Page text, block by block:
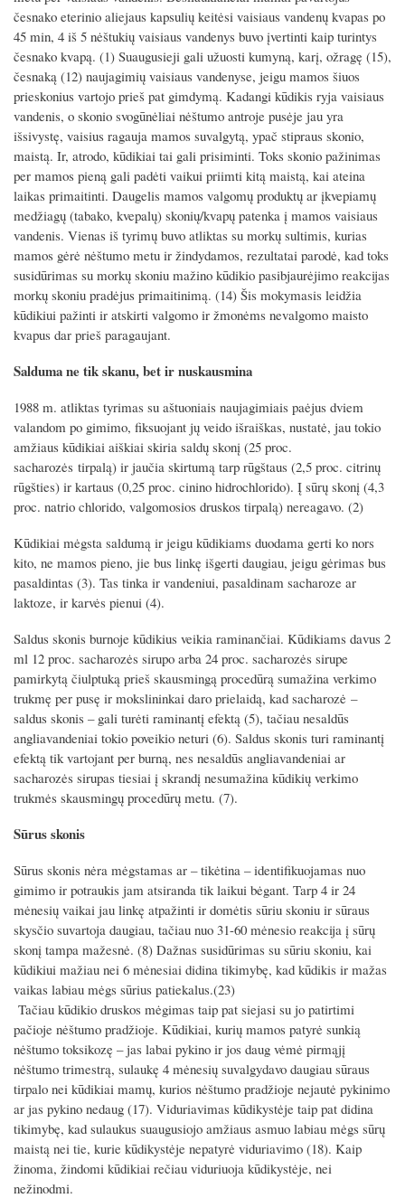
česnako eterinio aliejaus kapsulių keitėsi vaisiaus vandenų kvapas po
45 min, 4 iš 5 nėštukių vaisiaus vandenys buvo įvertinti kaip turintys
česnako kvapą. (1) Suaugusieji gali užuosti kumyną, karį, ožragę (15),
česnaką (12) naujagimių vaisiaus vandenyse, jeigu mamos šiuos
prieskonius vartojo prieš pat gimdymą. Kadangi kūdikis ryja vaisiaus
vandenis, o skonio svogūnėliai nėštumo antroje pusėje jau yra
išsivystę, vaisius ragauja mamos suvalgytą, ypač stipraus skonio,
maistą. Ir, atrodo, kūdikiai tai gali prisiminti. Toks skonio pažinimas
per mamos pieną gali padėti vaikui priimti kitą maistą, kai ateina
laikas primaitinti. Daugelis mamos valgomų produktų ar įkvepiamų
medžiagų (tabako, kvepalų) skonių/kvapų patenka į mamos vaisiaus
vandenis. Vienas iš tyrimų buvo atliktas su morkų sultimis, kurias
mamos gėrė nėštumo metu ir žindydamos, rezultatai parodė, kad toks
susidūrimas su morkų skoniu mažino kūdikio pasibjaurėjimo reakcijas
morkų skoniu pradėjus primaitinimą. (14) Šis mokymasis leidžia
kūdikiui pažinti ir atskirti valgomo ir žmonėms nevalgomo maisto
kvapus dar prieš paragaujant.
Salduma ne tik skanu, bet ir nuskausmina
1988 m. atliktas tyrimas su aštuoniais naujagimiais paėjus dviem
valandom po gimimo, fiksuojant jų veido išraiškas, nustatė, jau tokio
amžiaus kūdikiai aiškiai skiria saldų skonį (25 proc.
sacharozės tirpalą) ir jaučia skirtumą tarp rūgštaus (2,5 proc. citrinų
rūgšties) ir kartaus (0,25 proc. cinino hidrochlorido). Į sūrų skonį (4,3
proc. natrio chlorido, valgomosios druskos tirpalą) nereagavo. (2)
Kūdikiai mėgsta saldumą ir jeigu kūdikiams duodama gerti ko nors
kito, ne mamos pieno, jie bus linkę išgerti daugiau, jeigu gėrimas bus
pasaldintas (3). Tas tinka ir vandeniui, pasaldinam sacharoze ar
laktoze, ir karvės pienui (4).
Saldus skonis burnoje kūdikius veikia raminančiai. Kūdikiams davus 2
ml 12 proc. sacharozės sirupo arba 24 proc. sacharozės sirupe
pamirkytą čiulptuką prieš skausmingą procedūrą sumažina verkimo
trukmę per pusę ir mokslininkai daro prielaidą, kad sacharozė –
saldus skonis – gali turėti raminantį efektą (5), tačiau nesaldūs
angliavandeniai tokio poveikio neturi (6). Saldus skonis turi raminantį
efektą tik vartojant per burną, nes nesaldūs angliavandeniai ar
sacharozės sirupas tiesiai į skrandį nesumažina kūdikių verkimo
trukmės skausmingų procedūrų metu. (7).
Sūrus skonis
Sūrus skonis nėra mėgstamas ar – tikėtina – identifikuojamas nuo
gimimo ir potraukis jam atsiranda tik laikui bėgant. Tarp 4 ir 24
mėnesių vaikai jau linkę atpažinti ir domėtis sūriu skoniu ir sūraus
skysčio suvartoja daugiau, tačiau nuo 31-60 mėnesio reakcija į sūrų
skonį tampa mažesnė. (8) Dažnas susidūrimas su sūriu skoniu, kai
kūdikiui mažiau nei 6 mėnesiai didina tikimybę, kad kūdikis ir mažas
vaikas labiau mėgs sūrius patiekalus.(23)
Tačiau kūdikio druskos mėgimas taip pat siejasi su jo patirtimi
pačioje nėštumo pradžioje. Kūdikiai, kurių mamos patyrė sunkią
nėštumo toksikozę – jas labai pykino ir jos daug vėmė pirmąjį
nėštumo trimestrą, sulaukę 4 mėnesių suvalgydavo daugiau sūraus
tirpalo nei kūdikiai mamų, kurios nėštumo pradžioje nejautė pykinimo
ar jas pykino nedaug (17). Viduriavimas kūdikystėje taip pat didina
tikimybę, kad sulaukus suaugusiojo amžiaus asmuo labiau mėgs sūrų
maistą nei tie, kurie kūdikystėje nepatyrė viduriavimo (18). Kaip
žinoma, žindomi kūdikiai rečiau viduriuoja kūdikystėje, nei
nežinodmi.